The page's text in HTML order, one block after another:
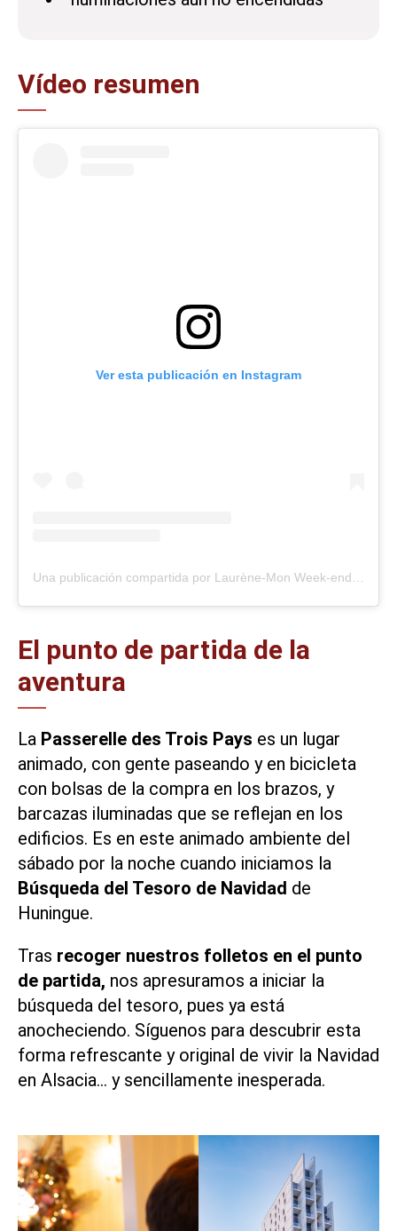
Vídeo resumen
Ver esta publicación en Instagram
El punto de partida de la
aventura
La Passerelle des Trois Pays es un lugar
animado, con gente paseando y en bicicleta
con bolsas de la compra en los brazos, y
barcazas iluminadas que se reflejan en los
edificios. Es en este animado ambiente del
sábado por la noche cuando iniciamos la
Búsqueda del Tesoro de Navidad de
Huningue.
Tras recoger nuestros folletos en el punto
de partida, nos apresuramos a iniciar la
búsqueda del tesoro, pues ya está
anocheciendo. Síguenos para descubrir esta
forma refrescante y original de vivir la Navidad
en Alsacia… y sencillamente inesperada.